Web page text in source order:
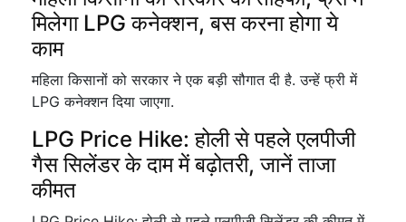
मिलेगा LPG कनेक्शन, बस करना होगा ये
काम
महिला किसानों को सरकार ने एक बड़ी सौगात दी है. उन्हें फ्री में
LPG कनेक्शन दिया जाएगा.
LPG Price Hike: होली से पहले एलपीजी
गैस सिलेंडर के दाम में बढ़ोतरी, जानें ताजा
कीमत